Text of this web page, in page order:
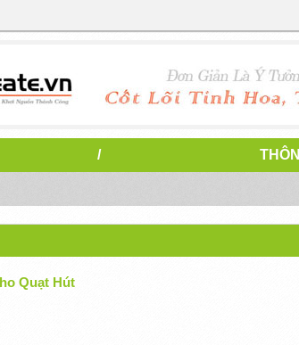
/
Quạt Hút